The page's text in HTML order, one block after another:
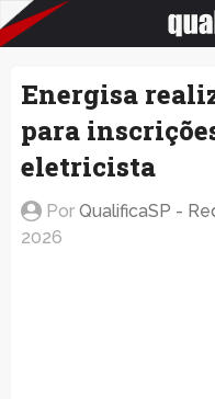
Energisa
para
eletricista
Por QualificaSP -
2026